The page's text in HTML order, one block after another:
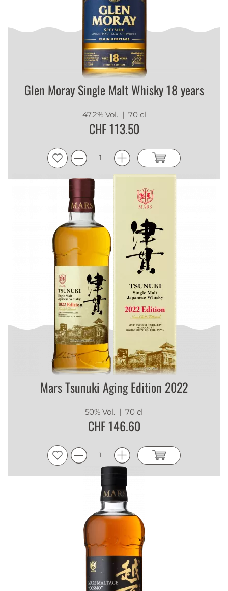
Glen Moray Single Malt Whisky 18 years
47.2% Vol. | 70 cl
CHF 113.50
Mars Tsunuki Aging Edition 2022
50% Vol. | 70 cl
CHF 146.60